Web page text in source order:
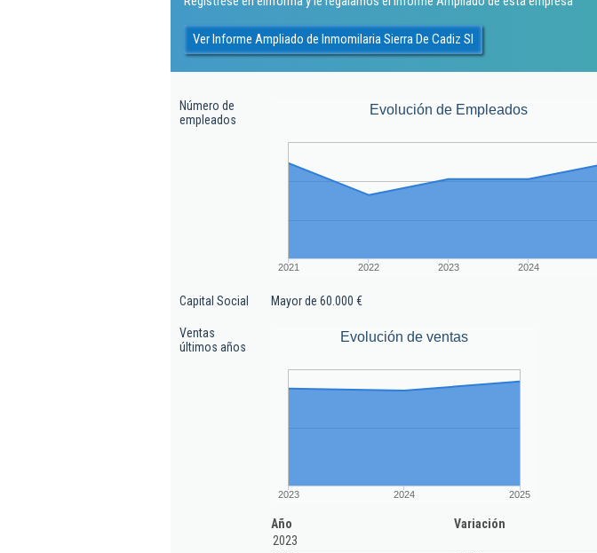
Ver Informe Ampliado de Inmomilaria Sierra De Cadiz Sl
Número de
empleados
Evolución de Empleados
2021 2022 2023 2024
Capital Social Mayor de 60.000 €
Ventas
últimos años
Evolución de ventas
2023 2024 2025
Año
Variación
2023